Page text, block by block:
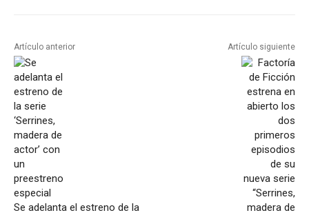
Artículo anterior
Se adelanta el estreno de la
Artículo siguiente